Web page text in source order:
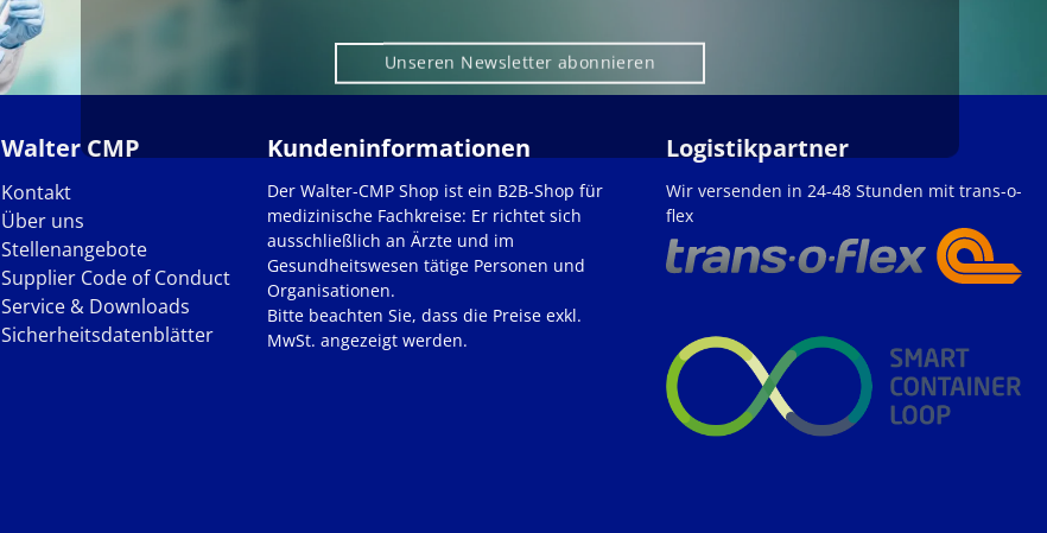
Unseren Newsletter abonnieren
Walter CMP
Kontakt
Über uns
Stellenangebote
Supplier Code of Conduct
Service & Downloads
Sicherheitsdatenblätter
Kundeninformationen
Der Walter-CMP Shop ist ein B2B-Shop für
medizinische Fachkreise: Er richtet sich
ausschließlich an Ärzte und im
Gesundheitswesen tätige Personen und
Organisationen.
Bitte beachten Sie, dass die Preise exkl.
MwSt. angezeigt werden.
Logistikpartner
Wir versenden in 24-48 Stunden mit trans-o-
flex